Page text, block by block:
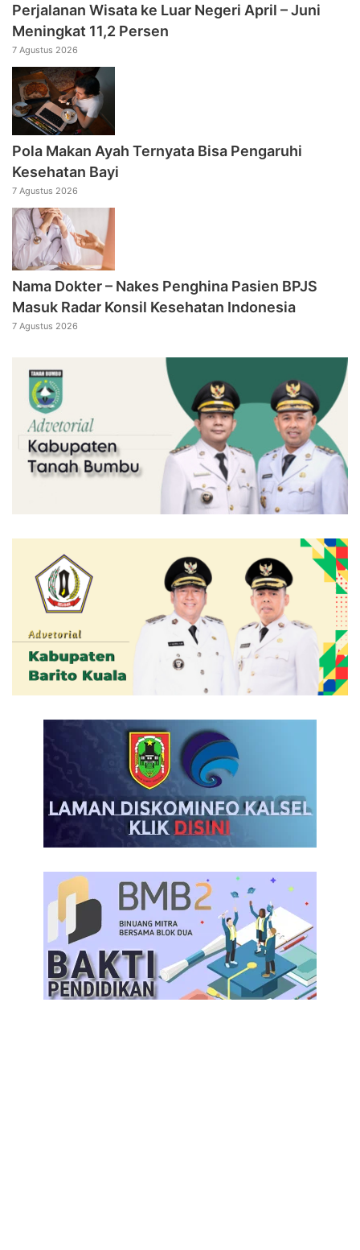
Perjalanan Wisata ke Luar Negeri April – Juni
Meningkat 11,2 Persen
7 Agustus 2026
Pola Makan Ayah Ternyata Bisa Pengaruhi
Kesehatan Bayi
7 Agustus 2026
Nama Dokter – Nakes Penghina Pasien BPJS
Masuk Radar Konsil Kesehatan Indonesia
7 Agustus 2026